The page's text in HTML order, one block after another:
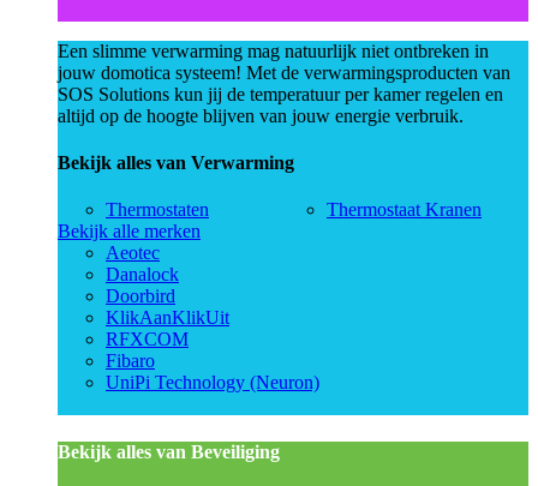
Een slimme verwarming mag natuurlijk niet ontbreken in
jouw domotica systeem! Met de verwarmingsproducten van
SOS Solutions kun jij de temperatuur per kamer regelen en
altijd op de hoogte blijven van jouw energie verbruik.
Bekijk alles van Verwarming
Thermostaten
Thermostaat Kranen
Bekijk alle merken
Aeotec
Danalock
Doorbird
KlikAanKlikUit
RFXCOM
Fibaro
UniPi Technology (Neuron)
Bekijk alles van Beveiliging